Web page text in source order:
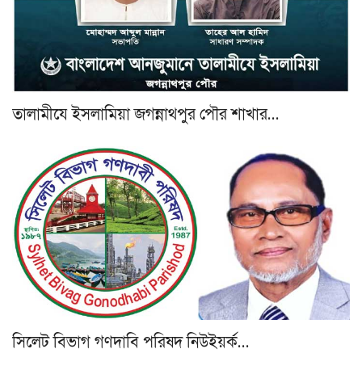
‎তালামীযে ইসলামিয়া জগন্নাথপুর পৌর শাখার…
সিলেট বিভাগ গণদাবি পরিষদ নিউইয়র্ক…